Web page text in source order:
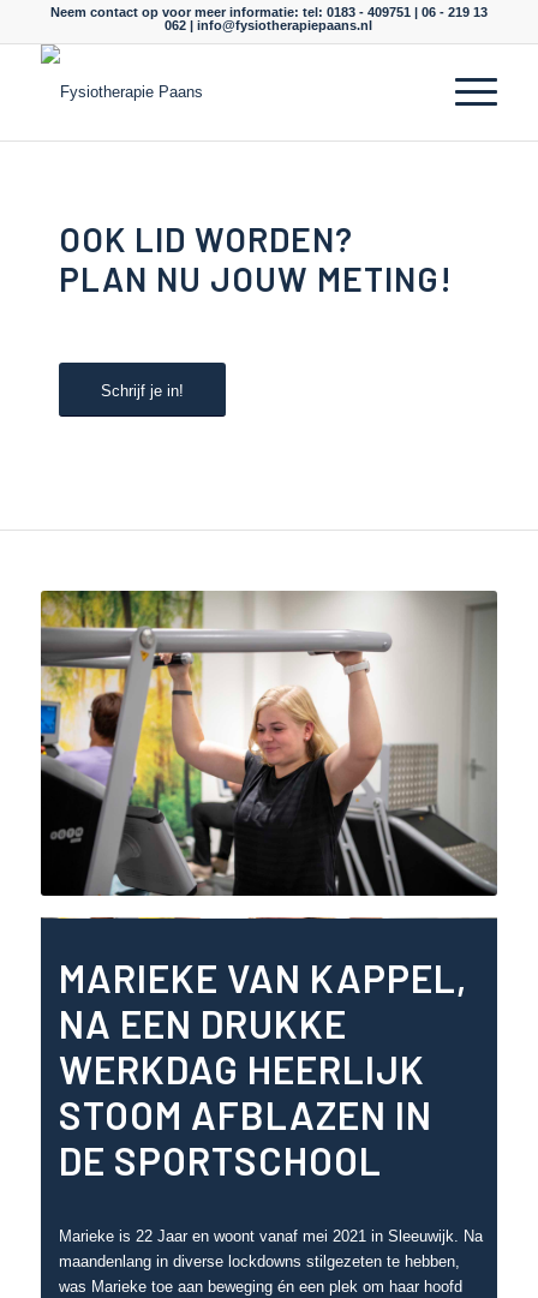
Neem contact op voor meer informatie: tel: 0183 - 409751 | 06 - 219 13
062 |info@fysiotherapiepaans.nl
OOK LID WORDEN?
PLAN NU JOUW METING!
Schrijf je in!
MARIEKE VAN KAPPEL,
NA EEN DRUKKE
WERKDAG HEERLIJK
STOOM AFBLAZEN IN
DE SPORTSCHOOL
Marieke is 22 Jaar en woont vanaf mei 2021 in Sleeuwijk. Na
maandenlang in diverse lockdowns stilgezeten te hebben,
was Marieke toe aan beweging én een plek om haar hoofd